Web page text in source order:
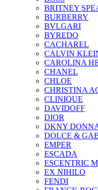
BRITNEY
BURBERRY
BVLGARI
BYREDO
CACHAREL
CALVIN
CAROLINA
CHANEL
CHLOE
CHRISTINA
CLINIQUE
DAVIDOFF
DIOR
DKNY
DOLCE &
EMPER
ESCADA
ESCENTRIC
EX NIHILO
FENDI